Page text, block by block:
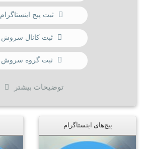
ثبت پیج اینستاگرام
ثبت کانال سروش
ثبت گروه سروش
توضیحات بیشتر
پیج‌های اینستاگرام